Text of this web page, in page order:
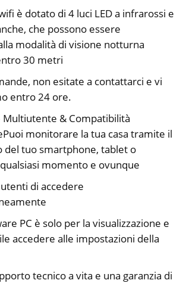
è dotato di 4 luci LED a infrarossi e
che possono essere
modalità di visione notturna
30 metri
non esitate a contattarci e vi
entro 24 ore.
Multiutente & Compatibilità
monitorare la tua casa tramite il
del tuo smartphone, tablet o
momento e ovunque
di accedere
PC è solo per la visualizzazione e
accedere alle impostazioni della
tecnico a vita e una garanzia di